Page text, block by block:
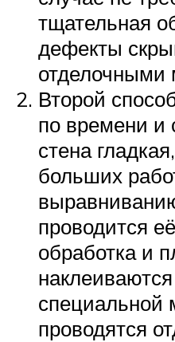
тщательная
дефекты
отделочными
Второй
по времени и
стена
больших
проводится
обработка и
специальной
проводятся